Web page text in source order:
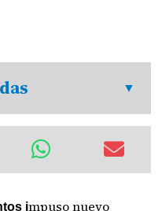
impuso nuevo